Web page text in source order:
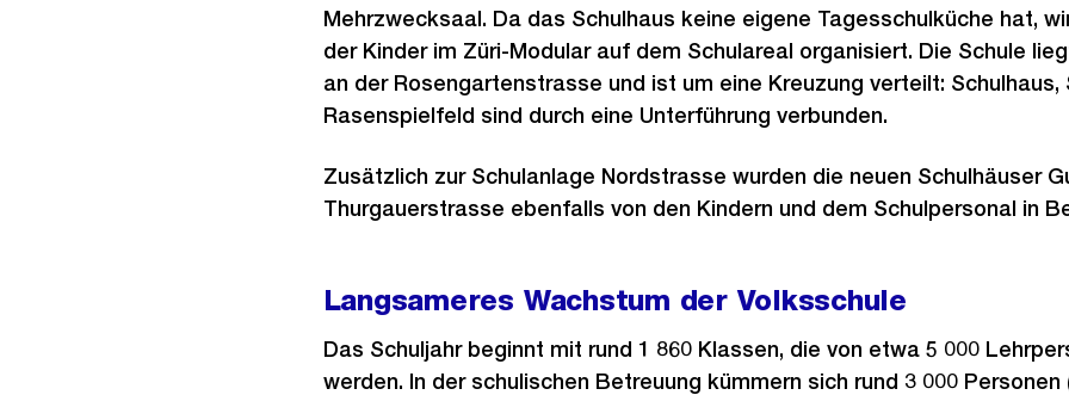
Mehrzwecksaal. Da das Schulhaus keine eigene Tagesschulküche hat,
der Kinder im Züri-Modular auf dem Schulareal organisiert. Die Schule
an der Rosengartenstrasse und ist um eine Kreuzung verteilt: Schulhaus,
Rasenspielfeld sind durch eine Unterführung verbunden.
Zusätzlich zur Schulanlage Nordstrasse wurden die neuen Schulhäuser
Thurgauerstrasse ebenfalls von den Kindern und dem Schulpersonal in
Langsameres Wachstum der Volksschule
Das Schuljahr beginnt mit rund 1 860 Klassen, die von etwa 5 000
werden. In der schulischen Betreuung kümmern sich rund 3 000 Personen